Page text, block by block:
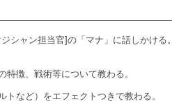
シャン担当官]の「マナ」に話しかける。
徴、戦術等について教わる。
など）をエフェクトつきで教わる。